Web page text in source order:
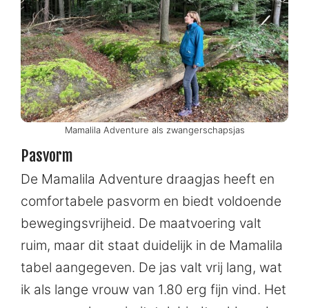
Mamalila Adventure als zwangerschapsjas
Pasvorm
De Mamalila Adventure draagjas heeft en
comfortabele pasvorm en biedt voldoende
bewegingsvrijheid. De maatvoering valt
ruim, maar dit staat duidelijk in de Mamalila
tabel aangegeven. De jas valt vrij lang, wat
ik als lange vrouw van 1.80 erg fijn vind. Het